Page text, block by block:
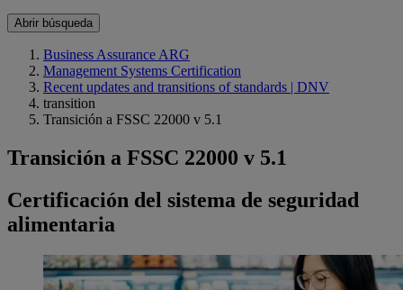
Abrir búsqueda
Business Assurance ARG
Management Systems Certification
Recent updates and transitions of standards | DNV
transition
Transición a FSSC 22000 v 5.1
Transición a FSSC 22000 v 5.1
Certificación del sistema de seguridad
alimentaria